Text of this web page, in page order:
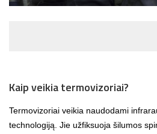
Kaip veikia termovizoriai?
Termovizoriai veikia naudodami
technologiją. Jie užfiksuoja šilumos